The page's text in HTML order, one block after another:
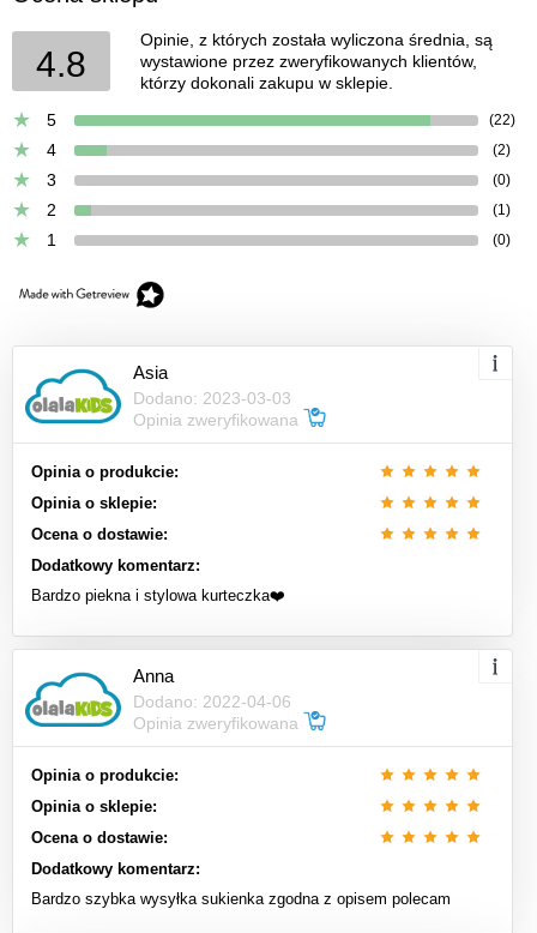
4.8
Opinie, z których została wyliczona średnia, są
wystawione przez zweryfikowanych klientów,
którzy dokonali zakupu w sklepie.
5
(22)
4 (2)
3 (0)
2 (1)
1 (0)
Asia
Dodano: 2023-03-03
Opinia zweryfikowana
Opinia o produkcie:
Opinia o sklepie:
Ocena o dostawie:
Dodatkowy komentarz:
Bardzo piekna i stylowa kurteczka❤️
Anna
Dodano: 2022-04-06
Opinia zweryfikowana
Opinia o produkcie:
Opinia o sklepie:
Ocena o dostawie:
Dodatkowy komentarz:
Bardzo szybka wysyłka sukienka zgodna z opisem polecam